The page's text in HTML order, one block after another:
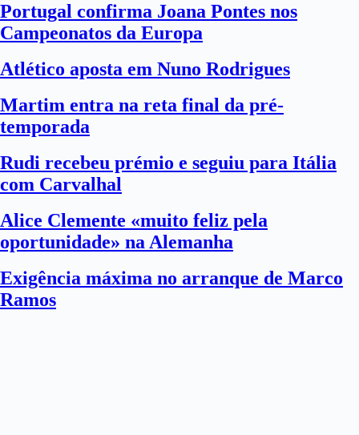
Portugal confirma Joana Pontes nos
Campeonatos da Europa
Atlético aposta em Nuno Rodrigues
Martim entra na reta final da pré-
temporada
Rudi recebeu prémio e seguiu para Itália
com Carvalhal
Alice Clemente «muito feliz pela
oportunidade» na Alemanha
Exigência máxima no arranque de Marco
Ramos